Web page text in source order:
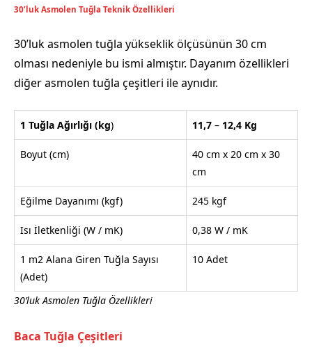
30’luk Asmolen Tuğla Teknik Özellikleri
30’luk asmolen tuğla yükseklik ölçüsünün 30 cm
olması nedeniyle bu ismi almıştır. Dayanım özellikleri
diğer asmolen tuğla çeşitleri ile aynıdır.
1 Tuğla Ağırlığı (kg) 11,7 – 12,4 Kg
Boyut (cm)
40 cm x 20 cm x 30
cm
Eğilme Dayanımı (kgf) 245 kgf
Isı İletkenliği (W / mK) 0,38 W / mK
1 m2 Alana Giren Tuğla Sayısı
(Adet)
10 Adet
30’luk Asmolen Tuğla Özellikleri
Baca Tuğla Çeşitleri